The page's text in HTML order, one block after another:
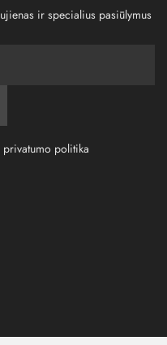
ir specialius pasiūlymus
privatumo politika